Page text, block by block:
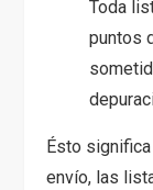
Toda
puntos
Ésto
envío, las